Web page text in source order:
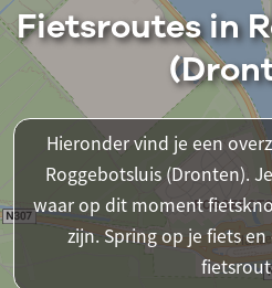
Fietsroutes in
Hieronder vind je een
Roggebotsluis (Dronten).
waar op dit moment
zijn. Spring op je fiets